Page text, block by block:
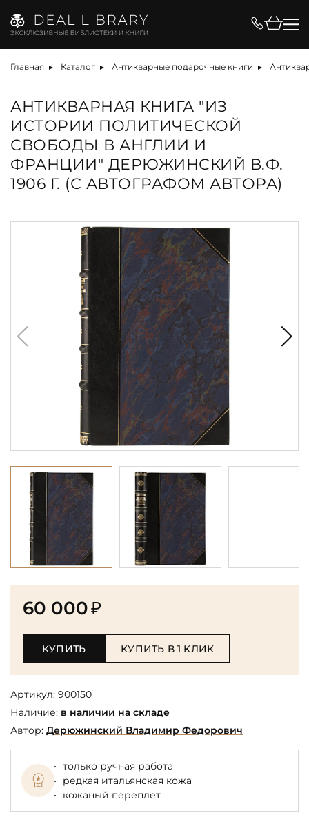
Главная Каталог Антикварные подарочные книги
АНТИКВАРНАЯ КНИГА "ИЗ
ИСТОРИИ ПОЛИТИЧЕСКОЙ
СВОБОДЫ В АНГЛИИ И
ФРАНЦИИ" ДЕРЮЖИНСКИЙ В.Ф.
1906 Г. (С АВТОГРАФОМ АВТОРА)
60 000₽
КУПИТЬ КУПИТЬ В 1 КЛИК
Артикул: 900150
Наличие: в наличии на складе
Автор: Дерюжинский Владимир Федорович
только ручная работа
редкая итальянская кожа
кожаный переплет